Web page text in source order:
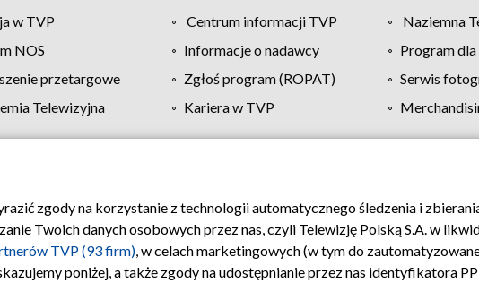
w TVP Centrum informacji TVP Naziemna
NOS Informacje o nadawcy
Program
przetargowe Zgłoś program (ROPAT)
Serwis
Telewizyjna Kariera w TVP
TVP Polityka prywatności Moje zgody Pomoc Biuro
zgody na korzystanie z technologii automatycznego śledzenia i
Twoich danych osobowych przez nas, czyli Telewizję Polską S.A. w
TVP (93 firm), w celach marketingowych (w tym do
poniżej, a także zgody na udostępnianie przez nas identyfikatora